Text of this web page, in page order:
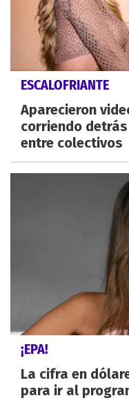
ESCALOFRIANTE
Aparecieron
corriendo
entre colectivos
¡EPA!
La cifra en
para ir al